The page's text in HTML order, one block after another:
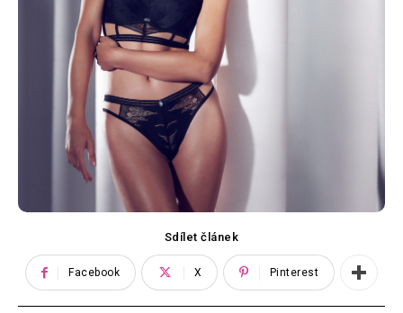
Sdílet článek
Facebook X Pinterest